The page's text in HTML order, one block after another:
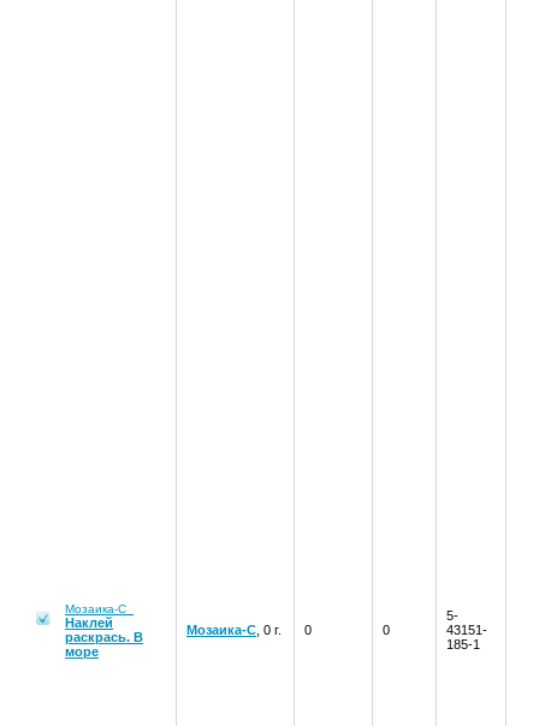
Мозаика-С
Наклей
раскрась. В
море
Мозаика-С , 0 г. 0 0
5-
43151-
185-1